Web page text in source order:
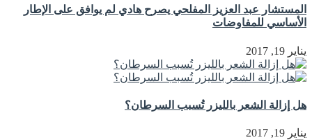
المستشار عبد العزيز المفلحي يصرح هادي لم يوافق على الإطار
الأساسي للمفاوضات
يناير 19, 2017
هل إزالة الشعر بالليزر تُسبب السرطان؟
يناير 19, 2017